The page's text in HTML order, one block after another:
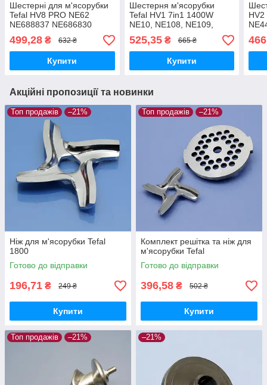
Шестерні для м'ясорубки
Tefal HV8 PRO NE62
NE688837 NE686830
NE688830 NE66
NE685838 NE610
NE610138 NE60
NE608138 середня та
велика
499,28 ₴ 632 ₴
Купити
Шестерня м'ясорубки
Tefal HV1 7in1 1400W
NE10, NE108, NE109,
NE105838, NE108831,
NE109838 приводна
525,35₴ 665 ₴
Купити
Акційні пропозиції та новинки
Топ продажів –21%
Ніж для м'ясорубки Tefal
1800
Готово до відправки
196,71 ₴ 249 ₴
Купити
Топ продажів –21%
Комплект решітка та ніж для
м'ясорубки Tefal
Готово до відправки
396,58 ₴ 502 ₴
Купити
Топ продажів –21% –21%